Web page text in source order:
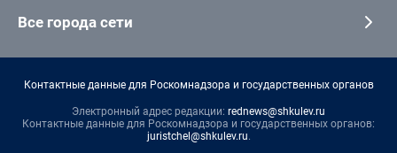
Все города сети
Контактные данные для Роскомнадзора и государственных органов
Электронный адрес редакции: rednews@shkulev.ru
Контактные данные для Роскомнадзора и государственных органов:
juristchel@shkulev.ru.